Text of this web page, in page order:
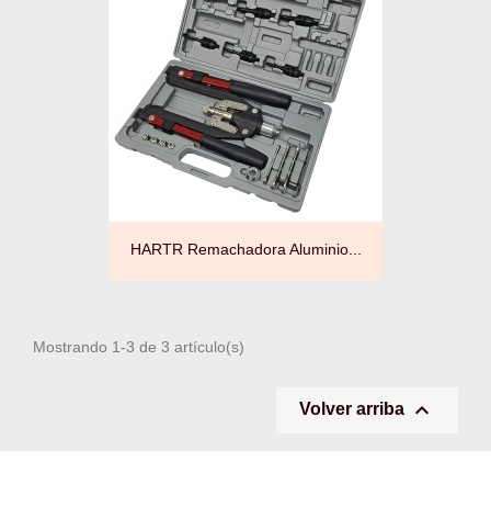
HARTR Remachadora Aluminio...
Mostrando 1-3 de 3 artículo(s)
Volver arriba 